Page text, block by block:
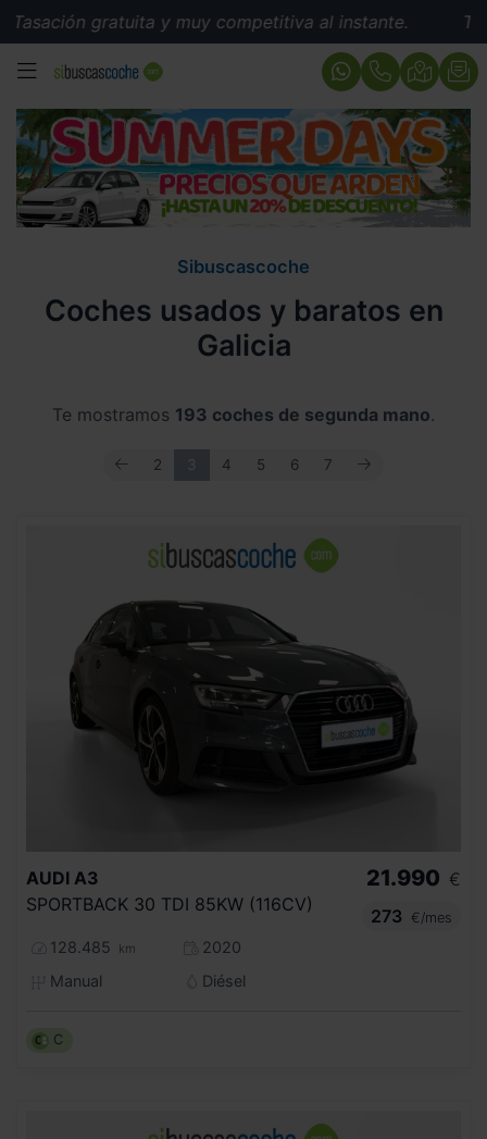
y muy competitiva al instante. Tasación
MENÚ
Sibuscascoche
Coches usados y baratos en
Galicia
Te mostramos 193 coches de segunda mano.
ANTERIOR
2 3 4 5 6 7 SIGUIENTE
AUDI A3
SPORTBACK 30 TDI 85KW (116CV)
128.485 km
2020
Manual
Diésel
21.990 €
273
€/mes
C